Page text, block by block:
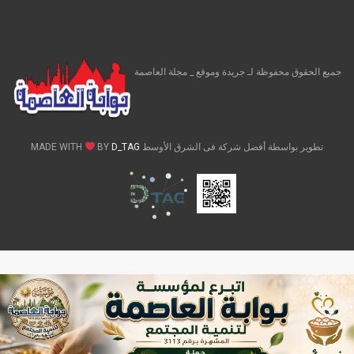
جميع الحقوق محفوظة لـ جريدة وموقع _ مجلة العاصمة
تطوير بواسطة أفضل شركة فى الشرق الأوسط MADE WITH BY D_TAG